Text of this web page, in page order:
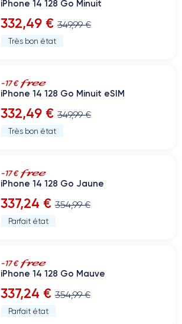
iPhone 14 128 Go Minuit
332,49 € 349,99 €
Très bon état
-17 €
iPhone 14 128 Go Minuit eSIM
332,49 € 349,99 €
Très bon état
-17 €
iPhone 14 128 Go Jaune
337,24 € 354,99 €
Parfait état
-17 €
iPhone 14 128 Go Mauve
337,24 € 354,99 €
Parfait état